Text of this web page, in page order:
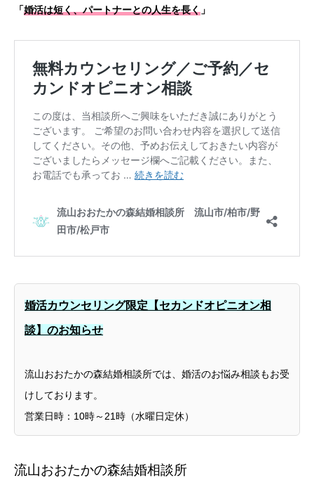
「婚活は短く、パートナーとの人生を長く 」
婚活カウンセリング限定【セカンドオピニオン相
談】のお知らせ
流山おおたかの森結婚相談所では、婚活のお悩み相談もお受
けしております。
営業日時：10時～21時（水曜日定休）
流山おおたかの森結婚相談所